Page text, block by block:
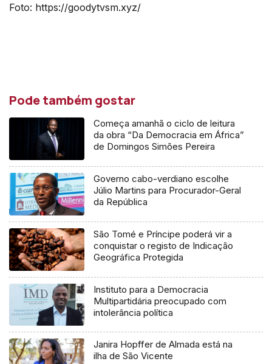
Foto: https://goodytvsm.xyz/
Pode também gostar
Começa amanhã o ciclo de leitura
da obra “Da Democracia em África”
de Domingos Simões Pereira
Governo cabo-verdiano escolhe
Júlio Martins para Procurador-Geral
da República
São Tomé e Príncipe poderá vir a
conquistar o registo de Indicação
Geográfica Protegida
Instituto para a Democracia
Multipartidária preocupado com
intolerância política
Janira Hopffer de Almada está na
ilha de São Vicente